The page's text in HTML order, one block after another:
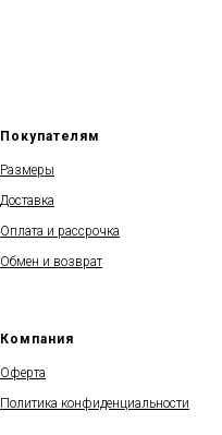
Покупателям
Размеры
Доставка
Оплата и рассрочка
Обмен и возврат
Компания
Оферта
Политика конфиденциальности